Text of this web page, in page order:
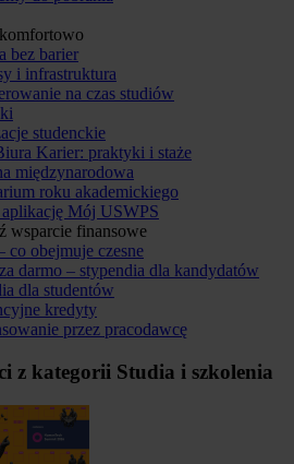
bez barier
i infrastruktura
na czas studiów
studenckie
Karier: praktyki i staże
międzynarodowa
roku akademickiego
aplikację Mój USWPS
wsparcie finansowe
co obejmuje czesne
darmo – stypendia dla kandydatów
dla studentów
kredyty
przez pracodawcę
z kategorii Studia i szkolenia